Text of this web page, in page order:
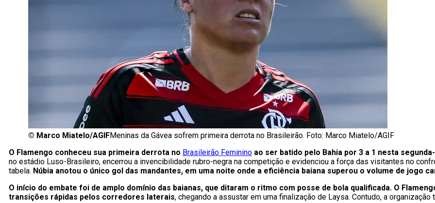
© Marco Miatelo/AGIFMeninas da Gávea sofrem primeira derrota no Brasileirão. Foto: Marco Miatelo/AGIF
O Flamengo conheceu sua primeira derrota no Brasileirão Feminino ao ser batido pelo Bahia por 3 a 1 nesta
no estádio Luso-Brasileiro, encerrou a invencibilidade rubro-negra na competição e evidenciou a força das visitantes no
tabela. Núbia anotou o único gol das mandantes, em uma noite onde a eficiência baiana superou o volume de jogo
O início do embate foi de amplo domínio das baianas, que ditaram o ritmo com posse de bola qualificada. O
transições rápidas pelos corredores laterais, chegando a assustar em uma finalização de Laysa. Contudo, a organização